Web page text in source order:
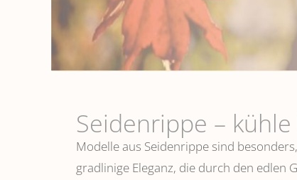
Seidenrippe­ – kühle
Modelle aus Seidenrippe sind
gradlinige Eleganz, die durch den edlen